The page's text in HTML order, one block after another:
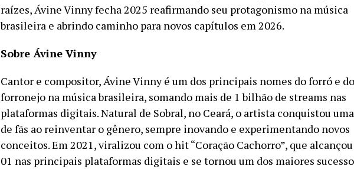
raízes, Ávine Vinny fecha 2025 reafirmando seu protagonismo na música
brasileira e abrindo caminho para novos capítulos em 2026.
Sobre Ávine Vinny
Cantor e compositor, Ávine Vinny é um dos principais nomes do forró e do
forronejo na música brasileira, somando mais de 1 bilhão de streams nas
plataformas digitais. Natural de Sobral, no Ceará, o artista conquistou
de fãs ao reinventar o gênero, sempre inovando e experimentando novos
conceitos. Em 2021, viralizou com o hit “Coração Cachorro”, que
01 nas principais plataformas digitais e se tornou um dos maiores